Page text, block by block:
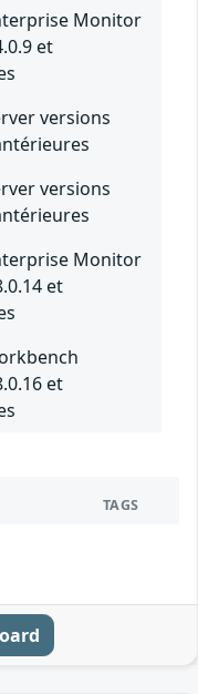
Monitor
et
versions
versions
Monitor
et
et
TAGS